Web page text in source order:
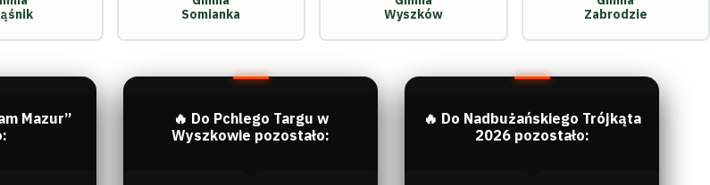
Somianka
Wyszków
Zabrodzie
Mazur”
🔥 Do Pchlego Targu w
Wyszkowie pozostało:
🔥 Do Nadbużańskiego Trójkąta
2026 pozostało: